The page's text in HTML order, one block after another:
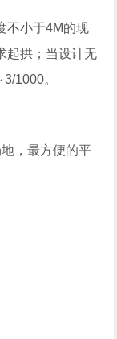
不小于4M的现
起拱；当设计无
1000。
，最方便的平